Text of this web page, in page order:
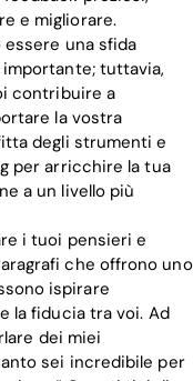
e migliorare.
una sfida
tuttavia,
contribuire a
la vostra
degli strumenti e
per arricchire la tua
a un livello più
i tuoi pensieri e
che offrono uno
ispirare
la fiducia tra voi. Ad
dei miei
sei incredibile per